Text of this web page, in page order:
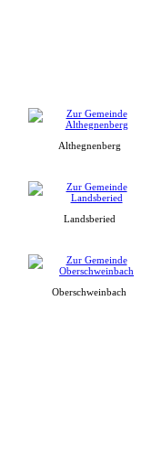
Althegnenberg
Landsberied
Oberschweinbach